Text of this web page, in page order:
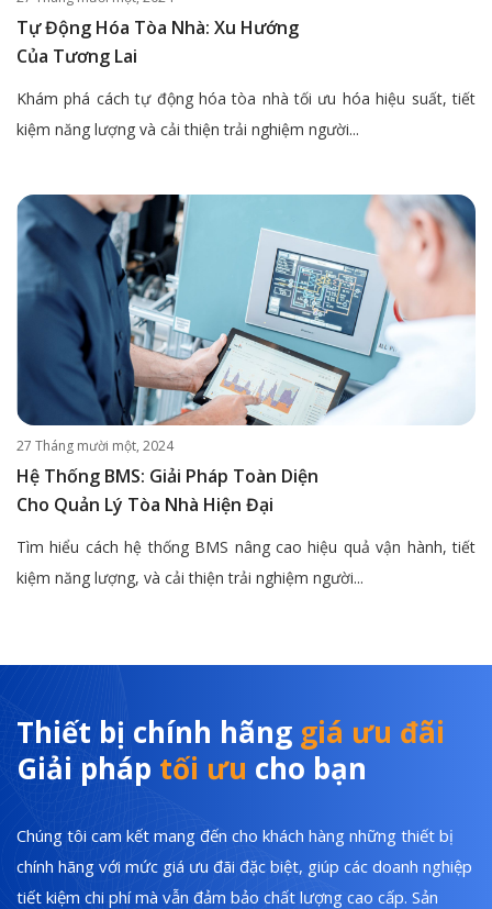
Tự Động Hóa Tòa Nhà: Xu Hướng
Của Tương Lai
Khám phá cách tự động hóa tòa nhà tối ưu hóa hiệu suất, tiết
kiệm năng lượng và cải thiện trải nghiệm người...
27 Tháng mười một, 2024
Hệ Thống BMS: Giải Pháp Toàn Diện
Cho Quản Lý Tòa Nhà Hiện Đại
Tìm hiểu cách hệ thống BMS nâng cao hiệu quả vận hành, tiết
kiệm năng lượng, và cải thiện trải nghiệm người...
Thiết bị chính hãng giá ưu đãi
Giải pháp tối ưu cho bạn
Chúng tôi cam kết mang đến cho khách hàng những thiết bị
chính hãng với mức giá ưu đãi đặc biệt, giúp các doanh nghiệp
tiết kiệm chi phí mà vẫn đảm bảo chất lượng cao cấp. Sản